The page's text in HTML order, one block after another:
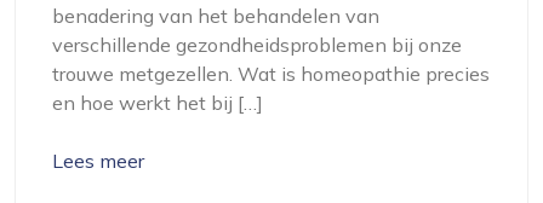
benadering van het behandelen van
verschillende gezondheidsproblemen bij onze
trouwe metgezellen. Wat is homeopathie precies
en hoe werkt het bij […]
Lees meer